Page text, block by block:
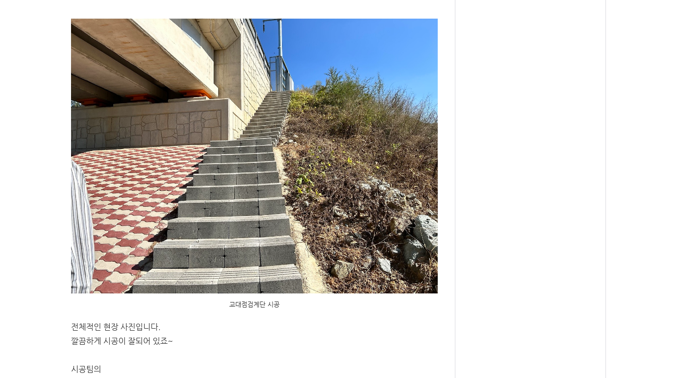
교대점검계단 시공
전체적인 현장 사진입니다.
깔끔하게 시공이 잘되어 있죠~
시공팀의